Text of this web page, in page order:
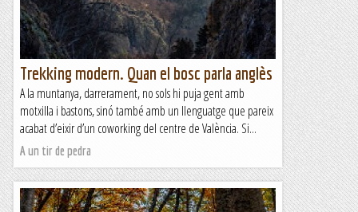
Trekking modern. Quan el bosc parla anglès
A la muntanya, darrerament, no sols hi puja gent amb
motxilla i bastons, sinó també amb un llenguatge que pareix
acabat d’eixir d’un coworking del centre de València. Si...
A un tir de pedra